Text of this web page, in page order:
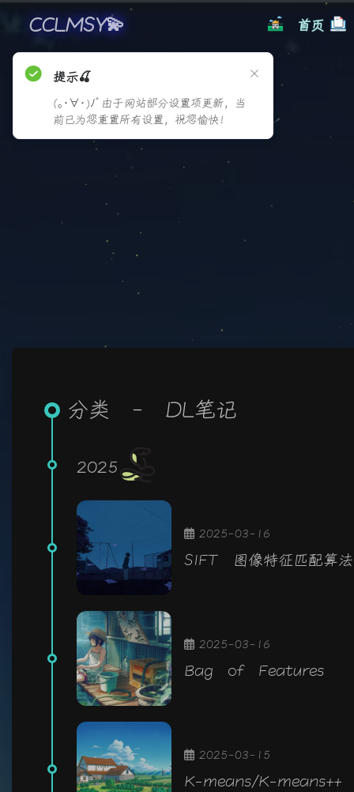
CCLMSY💫 首页
分类 - DL笔记
2025
2025-03-16
SIFT 图像特征匹配算法
2025-03-16
Bag of Features
2025-03-15
K-means/K-means++
提示🍒
(｡･∀･)ﾉﾞ由于网站部分设置项更新，当
前已为您重置所有设置，祝您愉快！